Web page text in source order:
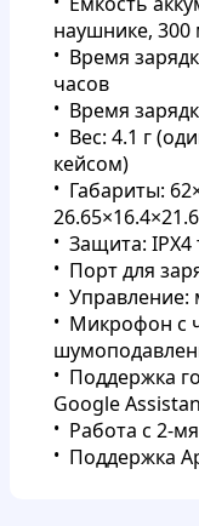
наушнике, 300
Время
часов
Время
Вес: 4.1 г
кейсом)
Габариты:
Защита: IPX4
Порт для
Управление:
Микрофон с
Поддержка
Google
Работа с 2-
Поддержка